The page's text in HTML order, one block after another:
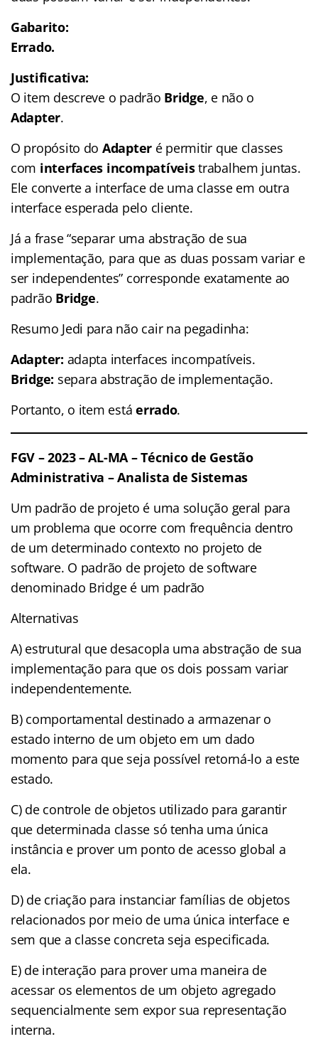
Gabarito:
Errado.
Justificativa:
O item descreve o padrão Bridge, e não o
Adapter.
O propósito do Adapter é permitir que classes
com interfaces incompatíveistrabalhem juntas.
Ele converte a interface de uma classe em outra
interface esperada pelo cliente.
Já a frase “separar uma abstração de sua
implementação, para que as duas possam variar e
ser independentes” corresponde exatamente ao
padrão Bridge.
Resumo Jedi para não cair na pegadinha:
Adapter: adapta interfaces incompatíveis.
Bridge: separa abstração de implementação.
Portanto, o item estáerrado.
FGV – 2023 – AL-MA – Técnico de Gestão
Administrativa – Analista de Sistemas
Um padrão de projeto é uma solução geral para
um problema que ocorre com frequência dentro
de um determinado contexto no projeto de
software. O padrão de projeto de software
denominado Bridge é um padrão
Alternativas
A) estrutural que desacopla uma abstração de sua
implementação para que os dois possam variar
independentemente.
B) comportamental destinado a armazenar o
estado interno de um objeto em um dado
momento para que seja possível retorná-lo a este
estado.
C) de controle de objetos utilizado para garantir
que determinada classe só tenha uma única
instância e prover um ponto de acesso global a
ela.
D) de criação para instanciar famílias de objetos
relacionados por meio de uma única interface e
sem que a classe concreta seja especificada.
E) de interação para prover uma maneira de
acessar os elementos de um objeto agregado
sequencialmente sem expor sua representação
interna.